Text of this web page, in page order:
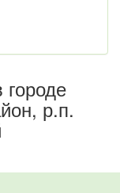
городе
р.п.